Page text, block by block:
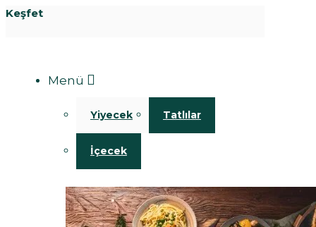
Keşfet
Menü
Yiyecek Tatlılar
İçecek